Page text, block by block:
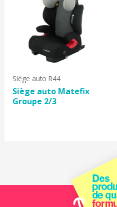
Siège auto R44
Siège auto Matefix
Groupe 2/3